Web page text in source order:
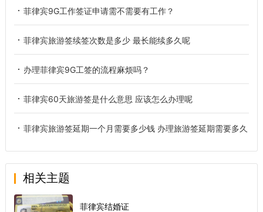
菲律宾9G工作签证申请需不需要有工作？
菲律宾旅游签续签次数是多少 最长能续多久呢
办理菲律宾9G工签的流程麻烦吗？
菲律宾60天旅游签是什么意思 应该怎么办理呢
菲律宾旅游签延期一个月需要多少钱 办理旅游签延期需要多久
相关主题
菲律宾结婚证